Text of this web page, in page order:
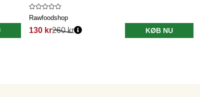
Rawfoodshop
130 kr260 kr KØB NU